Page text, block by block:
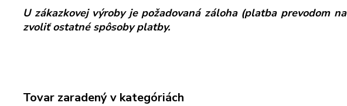
U zákazkovej výroby je požadovaná záloha (platba prevodom
zvoliť ostatné spôsoby platby.
Tovar zaradený v kategóriách